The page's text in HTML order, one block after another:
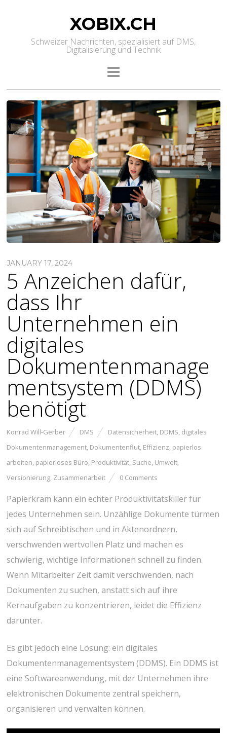
XOBIX.CH
Schweizer Nachrichten, spezialisiert auf DMS,
Digitalisierung und Technik
JANUARY 17, 2024
5 Anzeichen dafür,
dass Ihr
Unternehmen ein
digitales
Dokumentenmanage
mentsystem (DDMS)
benötigt
Konrad Will-Gerber DMS Datensicherheit, DDMS, digitales
Dokumentenmanagement, Dokumentenflut, Effizienz, papierlos
arbeiten, papierloses Büro, Produktivität, Suche, Umwelt,
Versionierung, Zusammenarbeit 0 Comments
Papierkram kann ein echter Produktivitätskiller für
jedes Unternehmen sein. Unzählige Dokumente türmen
sich auf Schreibtischen und in Aktenordnern,
verschwenden wertvollen Platz und machen es
schwierig, wichtige Informationen schnell zu finden.
Wenn Mitarbeiter Zeit damit verschwenden, nach
Dokumenten zu suchen, anstatt sich auf ihre
Kernaufgaben zu konzentrieren, leidet die Effizienz
darunter.
Es gibt jedoch eine Lösung: ein digitales
Dokumentenmanagementsystem (DDMS). Ein DDMS ist
eine Softwareanwendung, mit der Unternehmen ihre
elektronischen Dokumente zentral speichern,
organisieren und verwalten können.